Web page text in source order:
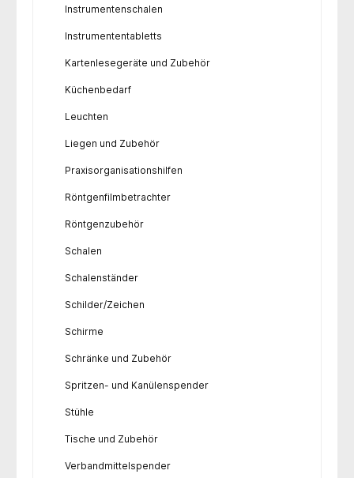
Instrumentenschalen
Instrumententabletts
Kartenlesegeräte und Zubehör
Küchenbedarf
Leuchten
Liegen und Zubehör
Praxisorganisationshilfen
Röntgenfilmbetrachter
Röntgenzubehör
Schalen
Schalenständer
Schilder/Zeichen
Schirme
Schränke und Zubehör
Spritzen- und Kanülenspender
Stühle
Tische und Zubehör
Verbandmittelspender